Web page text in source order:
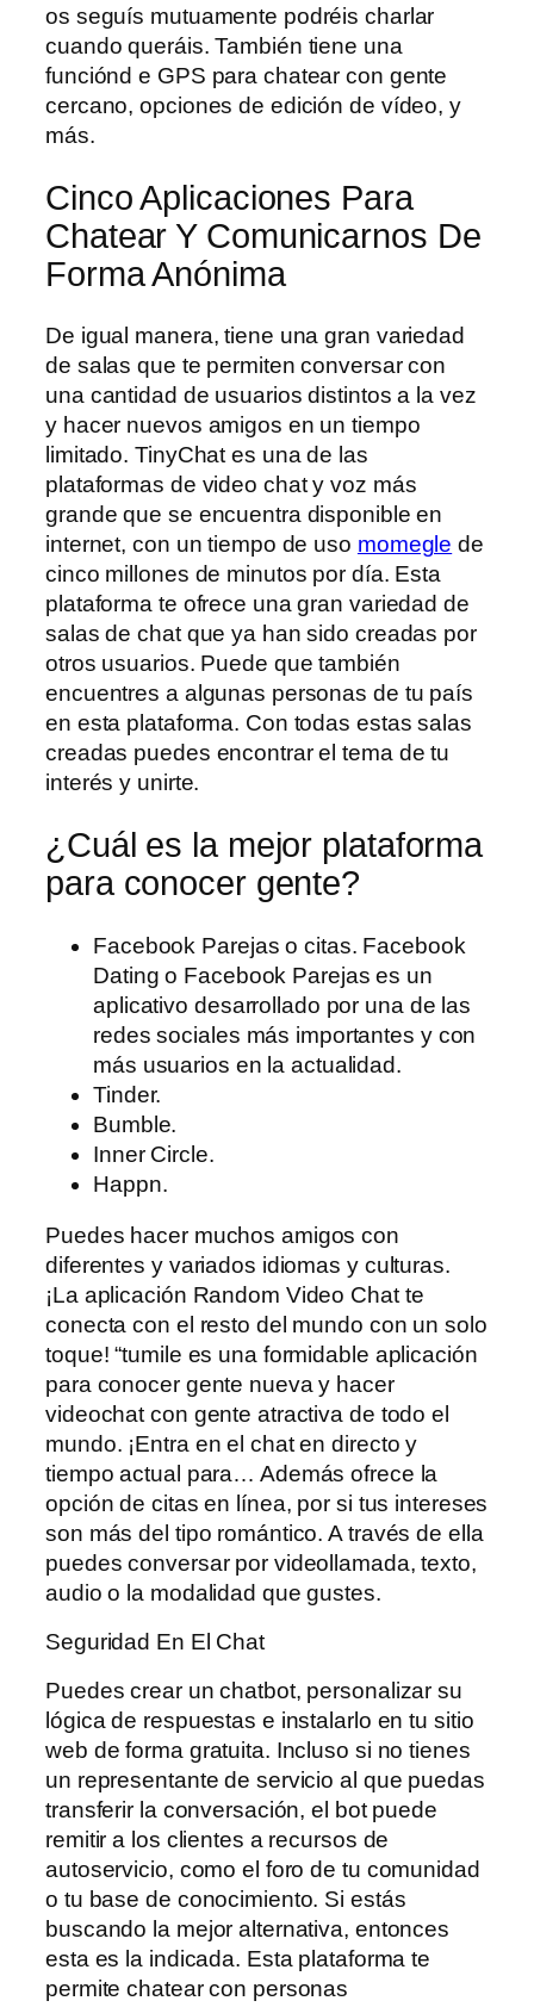
os seguís mutuamente podréis charlar
cuando queráis. También tiene una
funciónd e GPS para chatear con gente
cercano, opciones de edición de vídeo, y
más.
Cinco Aplicaciones Para
Chatear Y Comunicarnos De
Forma Anónima
De igual manera, tiene una gran variedad
de salas que te permiten conversar con
una cantidad de usuarios distintos a la vez
y hacer nuevos amigos en un tiempo
limitado. TinyChat es una de las
plataformas de video chat y voz más
grande que se encuentra disponible en
internet, con un tiempo de uso momegle de
cinco millones de minutos por día. Esta
plataforma te ofrece una gran variedad de
salas de chat que ya han sido creadas por
otros usuarios. Puede que también
encuentres a algunas personas de tu país
en esta plataforma. Con todas estas salas
creadas puedes encontrar el tema de tu
interés y unirte.
¿Cuál es la mejor plataforma
para conocer gente?
Facebook Parejas o citas. Facebook
Dating o Facebook Parejas es un
aplicativo desarrollado por una de las
redes sociales más importantes y con
más usuarios en la actualidad.
Tinder.
Bumble.
Inner Circle.
Happn.
Puedes hacer muchos amigos con
diferentes y variados idiomas y culturas.
¡La aplicación Random Video Chat te
conecta con el resto del mundo con un solo
toque! “tumile es una formidable aplicación
para conocer gente nueva y hacer
videochat con gente atractiva de todo el
mundo. ¡Entra en el chat en directo y
tiempo actual para… Además ofrece la
opción de citas en línea, por si tus intereses
son más del tipo romántico. A través de ella
puedes conversar por videollamada, texto,
audio o la modalidad que gustes.
Seguridad En El Chat
Puedes crear un chatbot, personalizar su
lógica de respuestas e instalarlo en tu sitio
web de forma gratuita. Incluso si no tienes
un representante de servicio al que puedas
transferir la conversación, el bot puede
remitir a los clientes a recursos de
autoservicio, como el foro de tu comunidad
o tu base de conocimiento. Si estás
buscando la mejor alternativa, entonces
esta es la indicada. Esta plataforma te
permite chatear con personas